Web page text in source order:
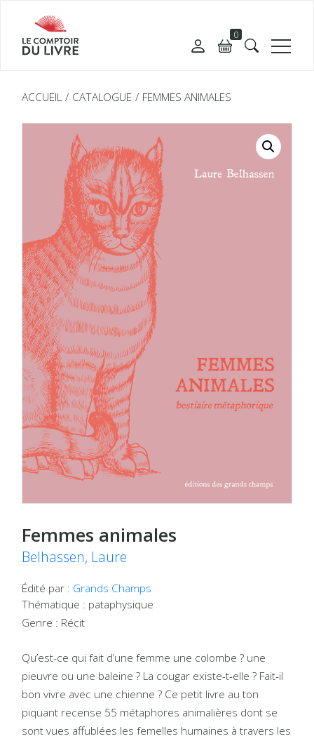
0
ACCUEIL CATALOGUE FEMMES ANIMALES
Femmes animales
Belhassen, Laure
Édité par : Grands Champs
Thématique : pataphysique
Genre : Récit
Qu’est-ce qui fait d’une femme une colombe ? une
pieuvre ou une baleine ? La cougar existe-t-elle ? Fait-il
bon vivre avec une chienne ? Ce petit livre au ton
piquant recense 55 métaphores animalières dont se
sont vues affublées les femelles humaines à travers les